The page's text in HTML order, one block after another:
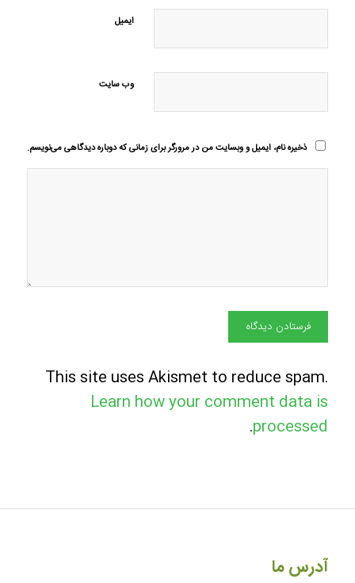
ایمیل
وب‌ سایت
ذخیره نام، ایمیل و وبسایت من در مرورگر برای زمانی که دوباره دیدگاهی می‌نویسم.
This site uses Akismet to reduce spam.
Learn how your comment data is
processed
.
آدرس ما